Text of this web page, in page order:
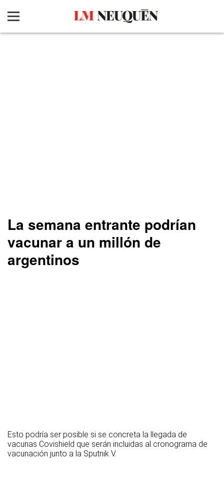
La semana entrante podrían
vacunar a un millón de
argentinos
Esto podría ser posible si se concreta la llegada de
vacunas Covishield que serán incluidas al cronograma de
vacunación junto a la Sputnik V.